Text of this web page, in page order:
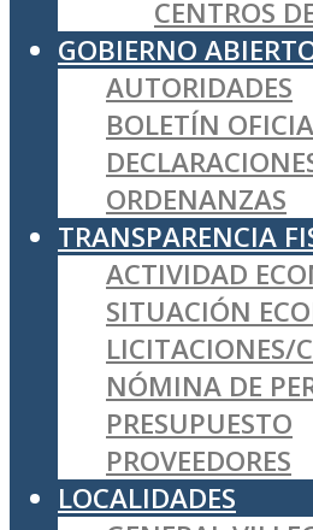
CENTROS
GOBIERNO
AUTORIDADES
BOLETÍN
ORDENANZAS
TRANSPARENCIA
ACTIVIDAD
SITUACIÓN
LICITACIONES/
NÓMINA DE
PRESUPUESTO
PROVEEDORES
LOCALIDADES